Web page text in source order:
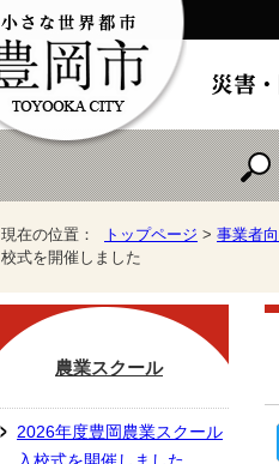
現在の位置： トップページ > 事業者
校式を開催しました
農業スクール
2026年度豊岡農業スクール